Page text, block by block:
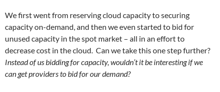
We first went from reserving cloud capacity to securing
capacity on-demand, and then we even started to bid for
unused capacity in the spot market – all in an effort to
decrease cost in the cloud. Can we take this one step further?
Instead of us bidding for capacity, wouldn’t it be interesting if we
can get providers to bid for our demand?